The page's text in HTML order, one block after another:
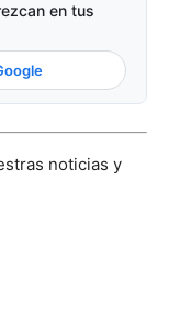
en tus
noticias y